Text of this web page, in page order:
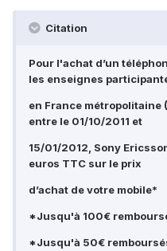
Citation
Pour l'achat d’un
les enseignes
en France métropolitaine
entre le 01/10/2011 et
15/01/2012, Sony
euros TTC sur le prix
d’achat de votre mobile*
*Jusqu'à 100€
*Jusqu'à 50€